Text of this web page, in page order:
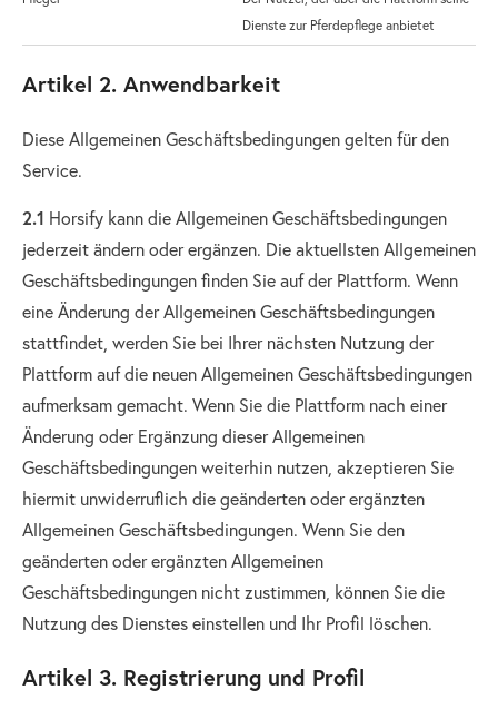
Dienste zur Pferdepflege anbietet
Artikel 2. Anwendbarkeit
Diese Allgemeinen Geschäftsbedingungen gelten für den
Service.
2.1 Horsify kann die Allgemeinen Geschäftsbedingungen
jederzeit ändern oder ergänzen. Die aktuellsten Allgemeinen
Geschäftsbedingungen finden Sie auf der Plattform. Wenn
eine Änderung der Allgemeinen Geschäftsbedingungen
stattfindet, werden Sie bei Ihrer nächsten Nutzung der
Plattform auf die neuen Allgemeinen Geschäftsbedingungen
aufmerksam gemacht. Wenn Sie die Plattform nach einer
Änderung oder Ergänzung dieser Allgemeinen
Geschäftsbedingungen weiterhin nutzen, akzeptieren Sie
hiermit unwiderruflich die geänderten oder ergänzten
Allgemeinen Geschäftsbedingungen. Wenn Sie den
geänderten oder ergänzten Allgemeinen
Geschäftsbedingungen nicht zustimmen, können Sie die
Nutzung des Dienstes einstellen und Ihr Profil löschen.
Artikel 3. Registrierung und Profil